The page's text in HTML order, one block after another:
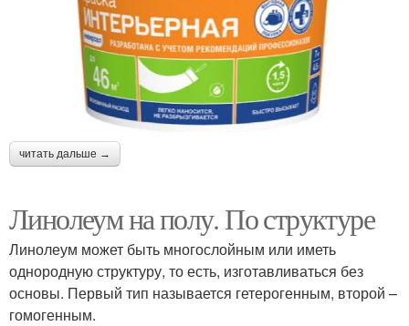
читать дальше →
Линолеум на полу. По структуре
Линолеум может быть многослойным или иметь
однородную структуру, то есть, изготавливаться без
основы. Первый тип называется гетерогенным, второй –
гомогенным.